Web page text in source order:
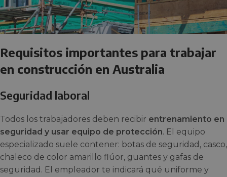
Requisitos importantes para trabajar
en construcción en Australia
Seguridad laboral
Todos los trabajadores deben recibir entrenamiento en
seguridad y usar equipo de protección. El equipo
especializado suele contener: botas de seguridad, casco,
chaleco de color amarillo flúor, guantes y gafas de
seguridad. El empleador te indicará qué uniforme y